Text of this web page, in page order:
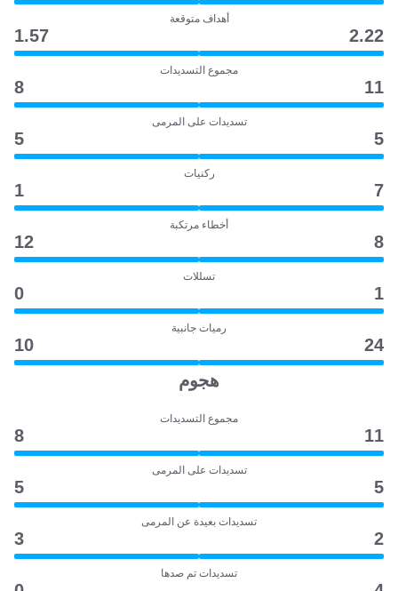
أهداف متوقعة
2.22
1.57
مجموع التسديدات
11
8
تسديدات على المرمى
5
5
ركنيات
7
1
أخطاء مرتكبة
8
12
تسللات
1
0
رميات جانبية
24
10
هجوم
مجموع التسديدات
11
8
تسديدات على المرمى
5
5
تسديدات بعيدة عن المرمى
2
3
تسديدات تم صدها